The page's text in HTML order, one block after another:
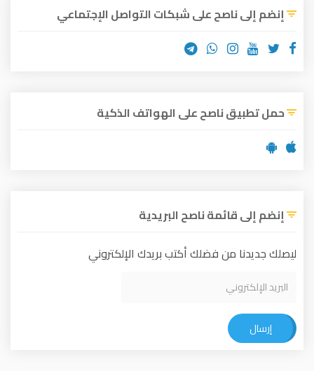
إنضم إلى ناصح على شبكات التواصل الإجتماعي
حمل تطبيق ناصح على الهواتف الذكية
إنضم إلى قائمة ناصح البريدية
ليصلك جديدنا من فضلك أكتب بريدك الإلكتروني
إرسال